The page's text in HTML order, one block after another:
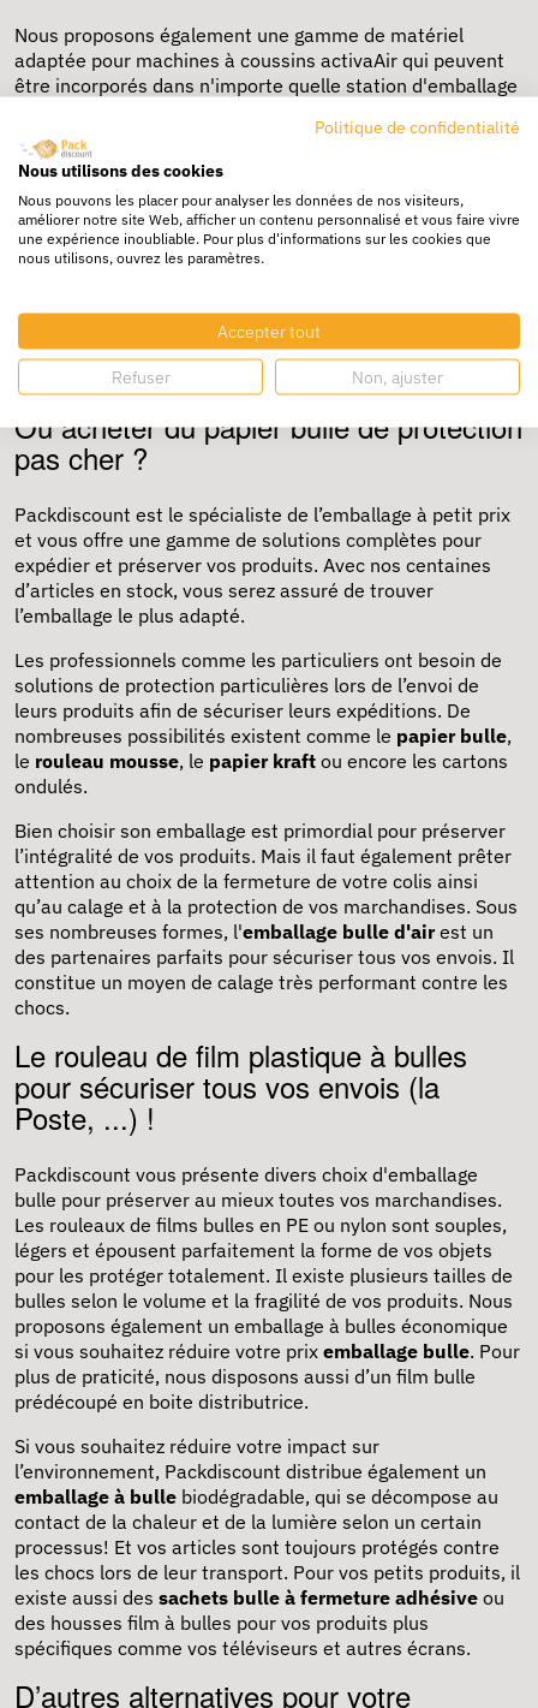
Nous proposons également une gamme de matériel
adaptée pour machines à coussins activaAir qui peuvent
être incorporés dans n'importe quelle station d'emballage
Pour les utilisations standard nous vous conseillons la
machine BP2001 et plus intensives, nous proposons
la machine à coussin d'air Power BP5000.
Optimisez votre processus d'emballage avec notre
machine à coussin d'air activaAir pour un véritable
Emballage bulle - Sécurisez vos
expéditions avec les emballages bulle !
Où acheter du papier bulle de protection
pas cher ?
Packdiscount est le spécialiste de l’emballage à petit prix
et vous offre une gamme de solutions complètes pour
expédier et préserver vos produits. Avec nos centaines
d’articles en stock, vous serez assuré de trouver
l’emballage le plus adapté.
Les professionnels comme les particuliers ont besoin de
solutions de protection particulières lors de l’envoi de
leurs produits afin de sécuriser leurs expéditions. De
nombreuses possibilités existent comme le papier bulle,
le rouleau mousse, le papier kraft ou encore les cartons
ondulés.
Bien choisir son emballage est primordial pour préserver
l’intégralité de vos produits. Mais il faut également prêter
attention au choix de la fermeture de votre colis ainsi
qu’au calage et à la protection de vos marchandises. Sous
ses nombreuses formes, l'emballage bulle d'airest un
des partenaires parfaits pour sécuriser tous vos envois. Il
constitue un moyen de calage très performant contre les
chocs.
Le rouleau de film plastique à bulles
pour sécuriser tous vos envois (la
Poste, ...) !
Packdiscount vous présente divers choix d'emballage
bulle pour préserver au mieux toutes vos marchandises.
Les rouleaux de films bulles en PE ou nylon sont souples,
légers et épousent parfaitement la forme de vos objets
pour les protéger totalement. Il existe plusieurs tailles de
bulles selon le volume et la fragilité de vos produits. Nous
proposons également un emballage à bulles économique
si vous souhaitez réduire votre prix emballage bulle. Pour
plus de praticité, nous disposons aussi d’un film bulle
prédécoupé en boite distributrice.
Si vous souhaitez réduire votre impact sur
l’environnement, Packdiscount distribue également un
emballage à bulle biodégradable, qui se décompose au
contact de la chaleur et de la lumière selon un certain
processus! Et vos articles sont toujours protégés contre
les chocs lors de leur transport. Pour vos petits produits, il
existe aussi des sachets bulle à fermeture adhésive ou
des housses film à bulles pour vos produits plus
spécifiques comme vos téléviseurs et autres écrans.
D’autres alternatives pour votre
Politique de confidentialité
Nous utilisons des cookies
Nous pouvons les placer pour analyser les données de nos visiteurs,
améliorer notre site Web, afficher un contenu personnalisé et vous faire vivre
une expérience inoubliable. Pour plus d'informations sur les cookies que
nous utilisons, ouvrez les paramètres.
Accepter tout
Refuser Non, ajuster